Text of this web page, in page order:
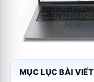
MỤC LỤC BÀI VIẾT